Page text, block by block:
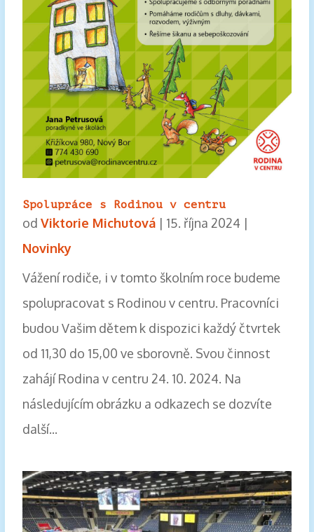
Spolupráce s Rodinou v centru
od Viktorie Michutová| 15. října 2024 |
Novinky
Vážení rodiče, i v tomto školním roce budeme
spolupracovat s Rodinou v centru. Pracovníci
budou Vašim dětem k dispozici každý čtvrtek
od 11,30 do 15,00 ve sborovně. Svou činnost
zahájí Rodina v centru 24. 10. 2024. Na
následujícím obrázku a odkazech se dozvíte
další...